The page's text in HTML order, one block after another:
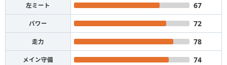
左ミート 67
パワー 72
走力 78
メイン守備 74